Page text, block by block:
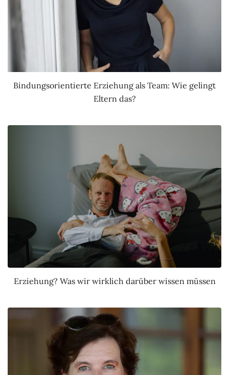
Bindungsorientierte Erziehung als Team: Wie gelingt
Eltern das?
Erziehung? Was wir wirklich darüber wissen müssen